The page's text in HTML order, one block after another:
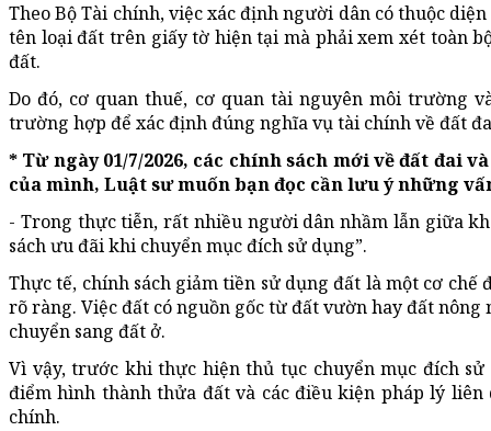
Theo Bộ Tài chính, việc xác định người dân có thuộc
tên loại đất trên giấy tờ hiện tại mà phải xem xét toàn
đất.
Do đó, cơ quan thuế, cơ quan tài nguyên môi trường
trường hợp để xác định đúng nghĩa vụ tài chính về đất
* Từ ngày 01/7/2026, các chính sách mới về đất
của mình, Luật sư muốn bạn đọc cần lưu ý những
- Trong thực tiễn, rất nhiều người dân nhầm lẫn giữa
sách ưu đãi khi chuyển mục đích sử dụng”.
Thực tế, chính sách giảm tiền sử dụng đất là một cơ
rõ ràng. Việc đất có nguồn gốc từ đất vườn hay đất
chuyển sang đất ở.
Vì vậy, trước khi thực hiện thủ tục chuyển mục đích
điểm hình thành thửa đất và các điều kiện pháp lý
chính.